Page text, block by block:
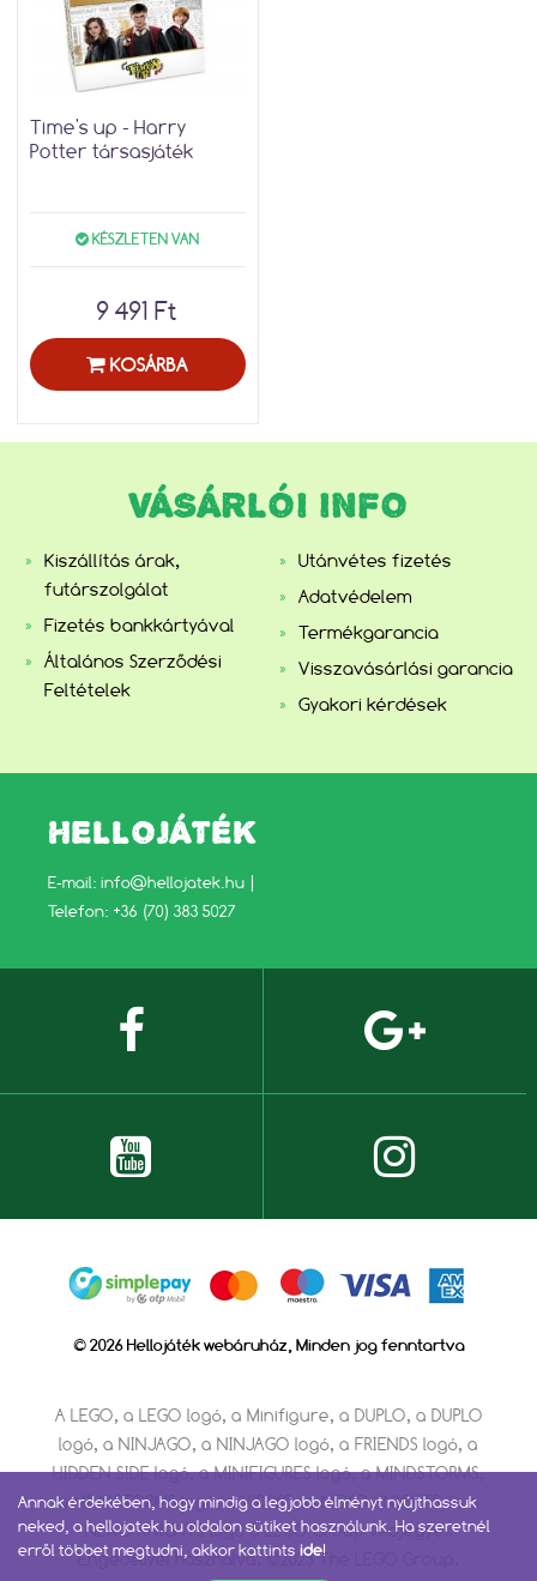
Time's up - Harry
Potter társasjáték
KÉSZLETEN VAN
9 491 Ft
KOSÁRBA
VÁSÁRLÓI INFO
Kiszállítás árak,
futárszolgálat
Fizetés bankkártyával
Általános Szerződési
Feltételek
Utánvétes fizetés
Adatvédelem
Termékgarancia
Visszavásárlási garancia
Gyakori kérdések
HELLOJÁTÉK
E-mail: info@hellojatek.hu
Telefon: +36 (70) 383 5027
© 2026 Hellojáték webáruház, Minden jog fenntartva
A LEGO, a LEGO logó, a Minifigure, a DUPLO, a DUPLO
logó, a NINJAGO, a NINJAGO logó, a FRIENDS logó, a
HIDDEN SIDE logó, a MINIFIGURES logó, a MINDSTORMS,
a MINDSTORMS logó, a VIDIYO, a NEXO KNIGHTS és a
NEXO KNIGHTS logó a LEGO Group védjegyei.
Engedéllyel használva. ©2023 The LEGO Group.
Annak érdekében, hogy mindig a legjobb élményt nyújthassuk
neked, a hellojatek.hu oldalon sütiket használunk. Ha szeretnél
erről többet megtudni, akkor kattints ide!